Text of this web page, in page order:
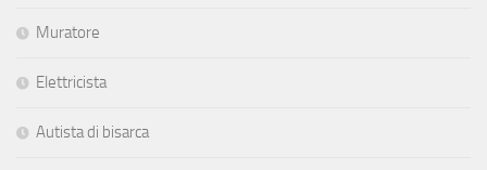
Muratore
Elettricista
Autista di bisarca